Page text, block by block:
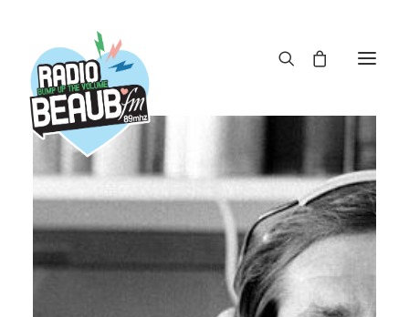
REPLAY
ÉMISSIONS
BOUTIQUE